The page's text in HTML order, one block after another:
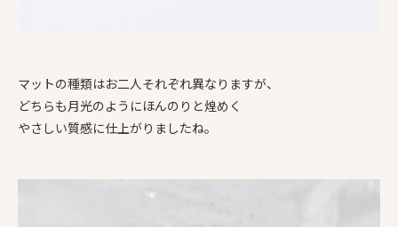
マットの種類はお二人それぞれ異なりますが、
どちらも月光のようにほんのりと煌めく
やさしい質感に仕上がりましたね。